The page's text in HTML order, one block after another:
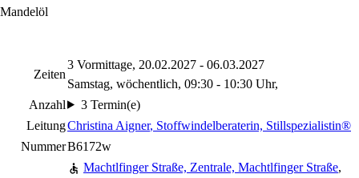
Mandelöl
Zeiten
3 Vormittage, 20.02.2027 - 06.03.2027
Samstag, wöchentlich, 09:30 - 10:30 Uhr,
Anzahl
3 Termin(e)
LeitungChristina Aigner, Stoffwindelberaterin, Stillspezialistin®
NummerB6172w
Machtlfinger Straße, Zentrale, Machtlfinger Straße,